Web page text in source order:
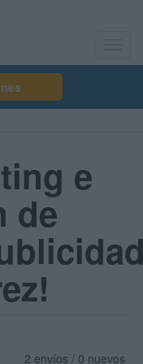
e
de
2 envíos / 0 nuevos